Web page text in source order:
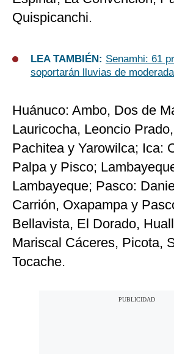
Quispicanchi.
LEA TAMBIÉN: Senamhi: 61
soportarán lluvias de
Huánuco: Ambo, Dos de
Lauricocha, Leoncio
Pachitea y Yarowilca; Ica:
Palpa y Pisco;
Lambayeque; Pasco:
Carrión, Oxapampa y
Bellavista, El Dorado,
Mariscal Cáceres, Picota,
Tocache.